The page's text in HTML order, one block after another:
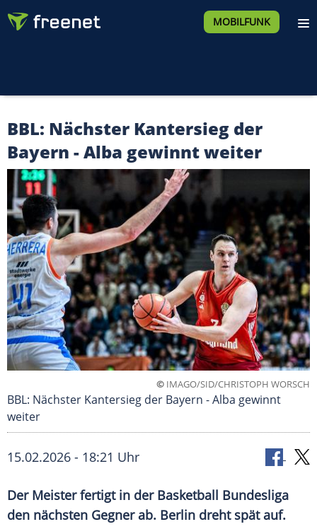
MOBILFUNK
BBL: Nächster Kantersieg der
Bayern - Alba gewinnt weiter
© IMAGO/SID/CHRISTOPH WORSCH
BBL: Nächster Kantersieg der Bayern - Alba gewinnt
weiter
15.02.2026 - 18:21 Uhr
Der Meister fertigt in der Basketball Bundesliga
den nächsten Gegner ab. Berlin dreht spät auf.